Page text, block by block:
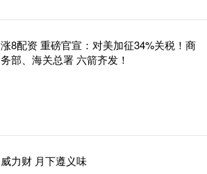
涨8配资 重磅官宣：对美加征34%关税！商
务部、海关总署 六箭齐发！
威力财 月下遵义味